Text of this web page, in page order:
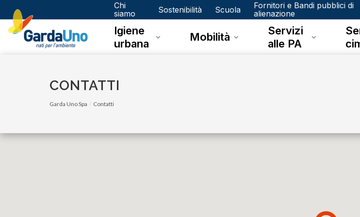
Gardauno
Spa
Chi
siamo
Sostenibilità Scuola
Fornitori e Bandi pubblici di
alienazione
Igiene
urbana
Mobilità
Servizi
alle PA
CONTATTI
Garda Uno Spa Contatti